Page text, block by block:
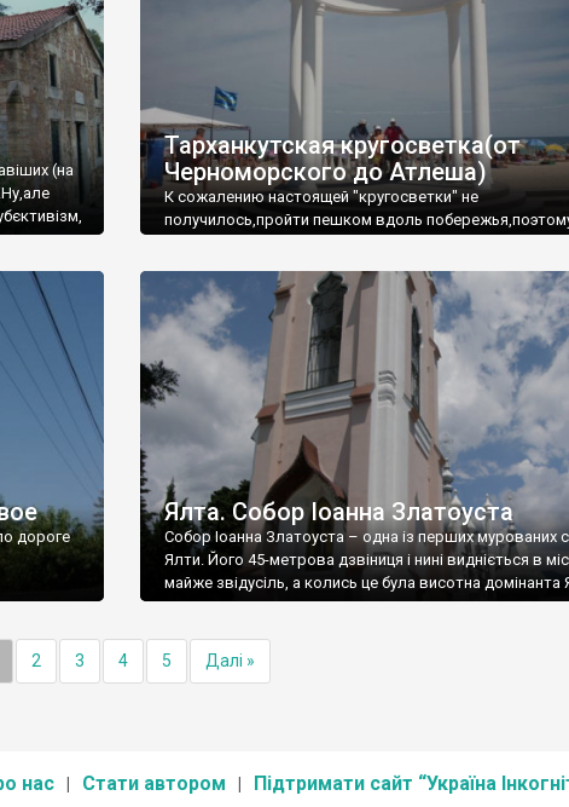
(на
Тарханкутская кругосветка(от
Черноморского до Атлеша)
К сожалению настоящей "кругосветки" не
получилось,пройти пешком вдоль
дороге
Ялта. Собор Іоанна Златоуста
Собор Іоанна Златоуста – одна із перших мурованих
Ялти. Його 45-метрова дзвіниця і нині видніється в
майже звідусіль, а колись це була висотна домінанта
2 3 4 5 Далі »
нас Стати автором Підтримати сайт “Україна